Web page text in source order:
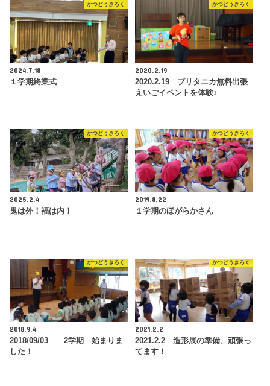
かつどうきろく
2024.7.18
１学期終業式
かつどうきろく
2020.2.19
2020.2.19 ブリタニカ無料出張
えいごイベントを体験♪
かつどうきろく
2025.2.4
鬼は外！福は内！
かつどうきろく
2019.8.22
１学期のほがらかさん
かつどうきろく
2018.9.4
2018/09/03 2学期 始まりま
した！
かつどうきろく
2021.2.2
2021.2.2 造形展の準備、頑張っ
てます！